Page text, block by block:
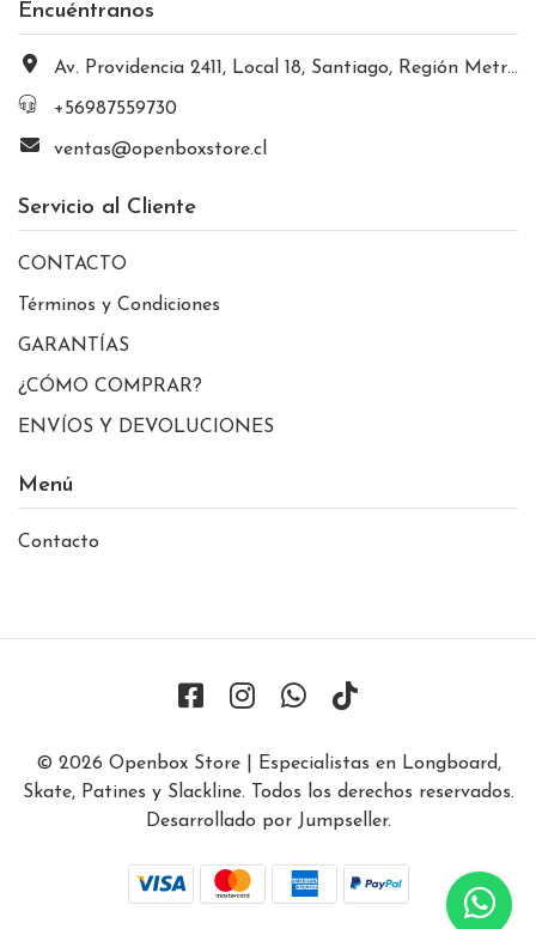
Encuéntranos
Av. Providencia 2411, Local 18, Santiago, Región Metropolitana, Chile
+56987559730
ventas@openboxstore.cl
Servicio al Cliente
CONTACTO
Términos y Condiciones
GARANTÍAS
¿CÓMO COMPRAR?
ENVÍOS Y DEVOLUCIONES
Menú
Contacto
© 2026 Openbox Store | Especialistas en Longboard,
Skate, Patines y Slackline. Todos los derechos reservados.
Desarrollado por Jumpseller.